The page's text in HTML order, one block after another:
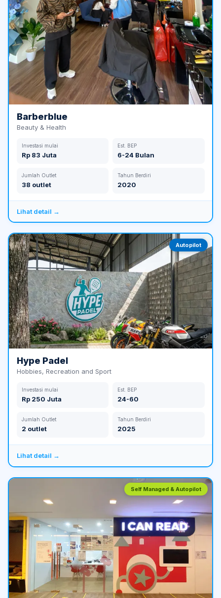
Barberblue
Beauty & Health
Investasi mulai
Rp 83 Juta
Est. BEP
6-24 Bulan
Jumlah Outlet
38 outlet
Tahun Berdiri
2020
Lihat detail →
Autopilot
Hype Padel
Hobbies, Recreation and Sport
Investasi mulai
Rp 250 Juta
Est. BEP
24-60
Jumlah Outlet
2 outlet
Tahun Berdiri
2025
Lihat detail →
Self Managed & Autopilot